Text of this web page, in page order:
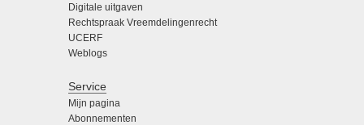
Digitale uitgaven
Rechtspraak Vreemdelingenrecht
UCERF
Weblogs
Service
Mijn pagina
Abonnementen